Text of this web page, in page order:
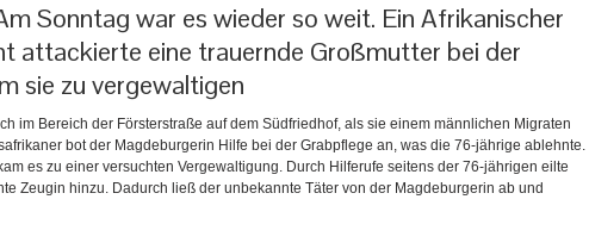
Sonntag war es wieder so weit. Ein Afrikanischer
attackierte eine trauernde Großmutter bei der
sie zu vergewaltigen
im Bereich der Försterstraße auf dem Südfriedhof, als sie einem männlichen Migraten
bot der Magdeburgerin Hilfe bei der Grabpflege an, was die 76-jährige ablehnte.
es zu einer versuchten Vergewaltigung. Durch Hilferufe seitens der 76-jährigen eilte
Zeugin hinzu. Dadurch ließ der unbekannte Täter von der Magdeburgerin ab und